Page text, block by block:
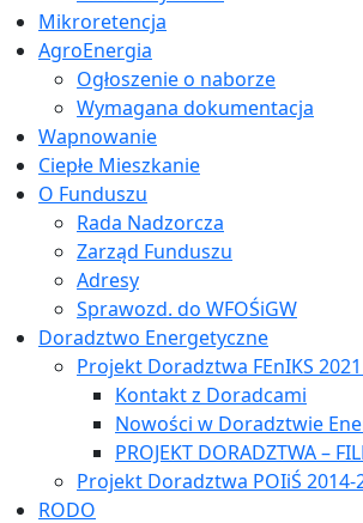
Mikroretencja
AgroEnergia
Ogłoszenie o naborze
Wymagana dokumentacja
Wapnowanie
Ciepłe Mieszkanie
O Funduszu
Rada Nadzorcza
Zarząd Funduszu
Adresy
Sprawozd. do WFOŚiGW
Doradztwo Energetyczne
Projekt Doradztwa FEnIKS
Kontakt z Doradcami
Nowości w Doradztwie
PROJEKT DORADZTWA –
Projekt Doradztwa POIiŚ 2014-
RODO